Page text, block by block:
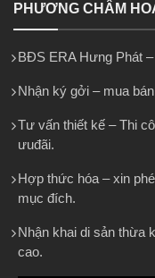
PHƯƠNG CHÂM
BĐS ERA Hưng Phát
Nhận ký gởi – mua
Tư vấn thiết kế – Thi
ưuđãi.
Hợp thức hóa – xin
mục đích.
Nhận khai di sản thừa
cao.